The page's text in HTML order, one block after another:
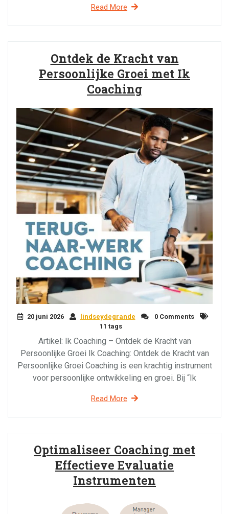
Read More
Ontdek de Kracht van
Persoonlijke Groei met Ik
Coaching
20 juni 2026 lindseydegrande
0 Comments
11 tags
Artikel: Ik Coaching – Ontdek de Kracht van
Persoonlijke Groei Ik Coaching: Ontdek de Kracht van
Persoonlijke Groei Coaching is een krachtig instrument
voor persoonlijke ontwikkeling en groei. Bij “Ik
Read More
Optimaliseer Coaching met
Effectieve Evaluatie
Instrumenten